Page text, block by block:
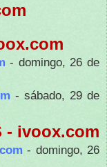
- domingo, 26 de
- sábado, 29 de
- ivoox.com
- domingo, 26